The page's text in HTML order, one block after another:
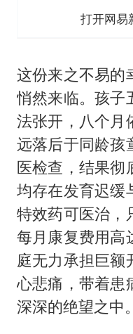
打开网易
这份来之不易的
悄然来临。孩子
法张开，八个月
远落后于同龄孩
医检查，结果彻
均存在发育迟缓
特效药可医治，
每月康复费用高
庭无力承担巨额
心悲痛，带着患
深深的绝望之中。